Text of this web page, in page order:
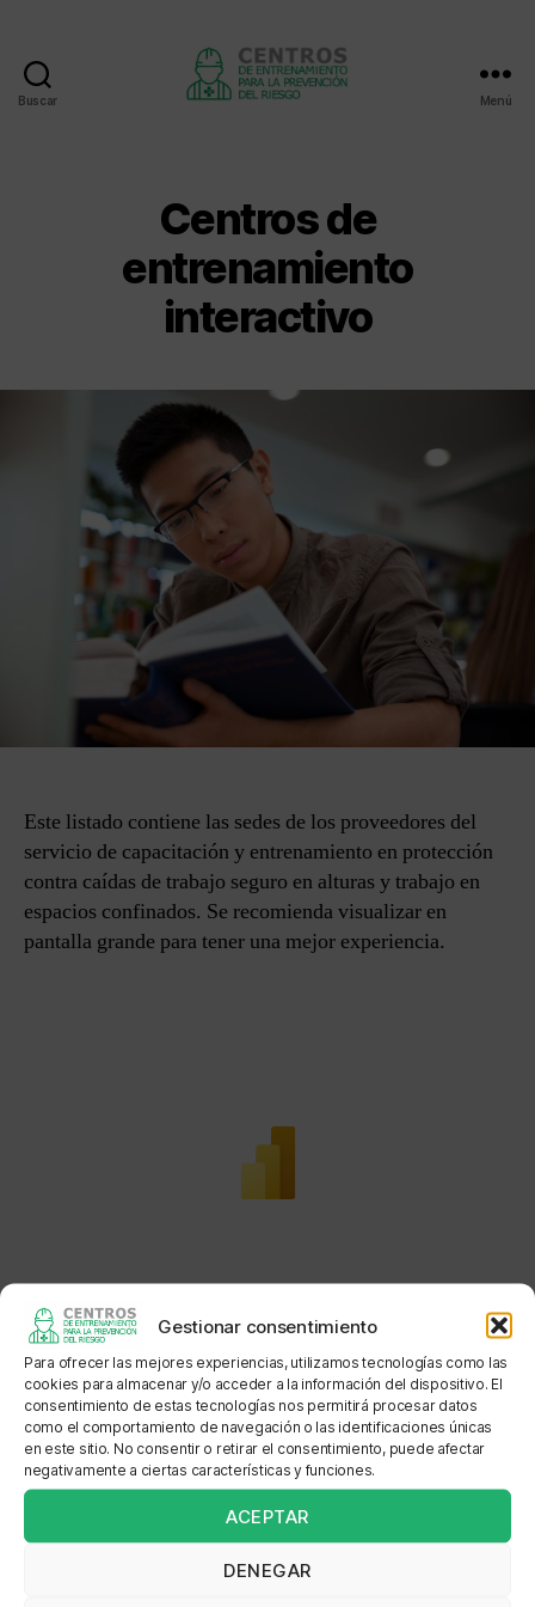
Gestionar consentimiento
Para ofrecer las mejores experiencias, utilizamos tecnologías como las
cookies para almacenar y/o acceder a la información del dispositivo. El
consentimiento de estas tecnologías nos permitirá procesar datos
como el comportamiento de navegación o las identificaciones únicas
en este sitio. No consentir o retirar el consentimiento, puede afectar
negativamente a ciertas características y funciones.
ACEPTAR
DENEGAR
Buscar Menú
Centros de
entrenamiento
interactivo
Este listado contiene las sedes de los proveedores del
servicio de capacitación y entrenamiento en protección
contra caídas de trabajo seguro en alturas y trabajo en
espacios confinados. Se recomienda visualizar en
pantalla grande para tener una mejor experiencia.
Centros de entrenamiento para
trabajo en alturas Bogotá
Por ejemplo, si desea conocer los centros de
capacitación para trabajo en alturas autorizados en
Bogotá, utilice los filtros de programa y departamento: